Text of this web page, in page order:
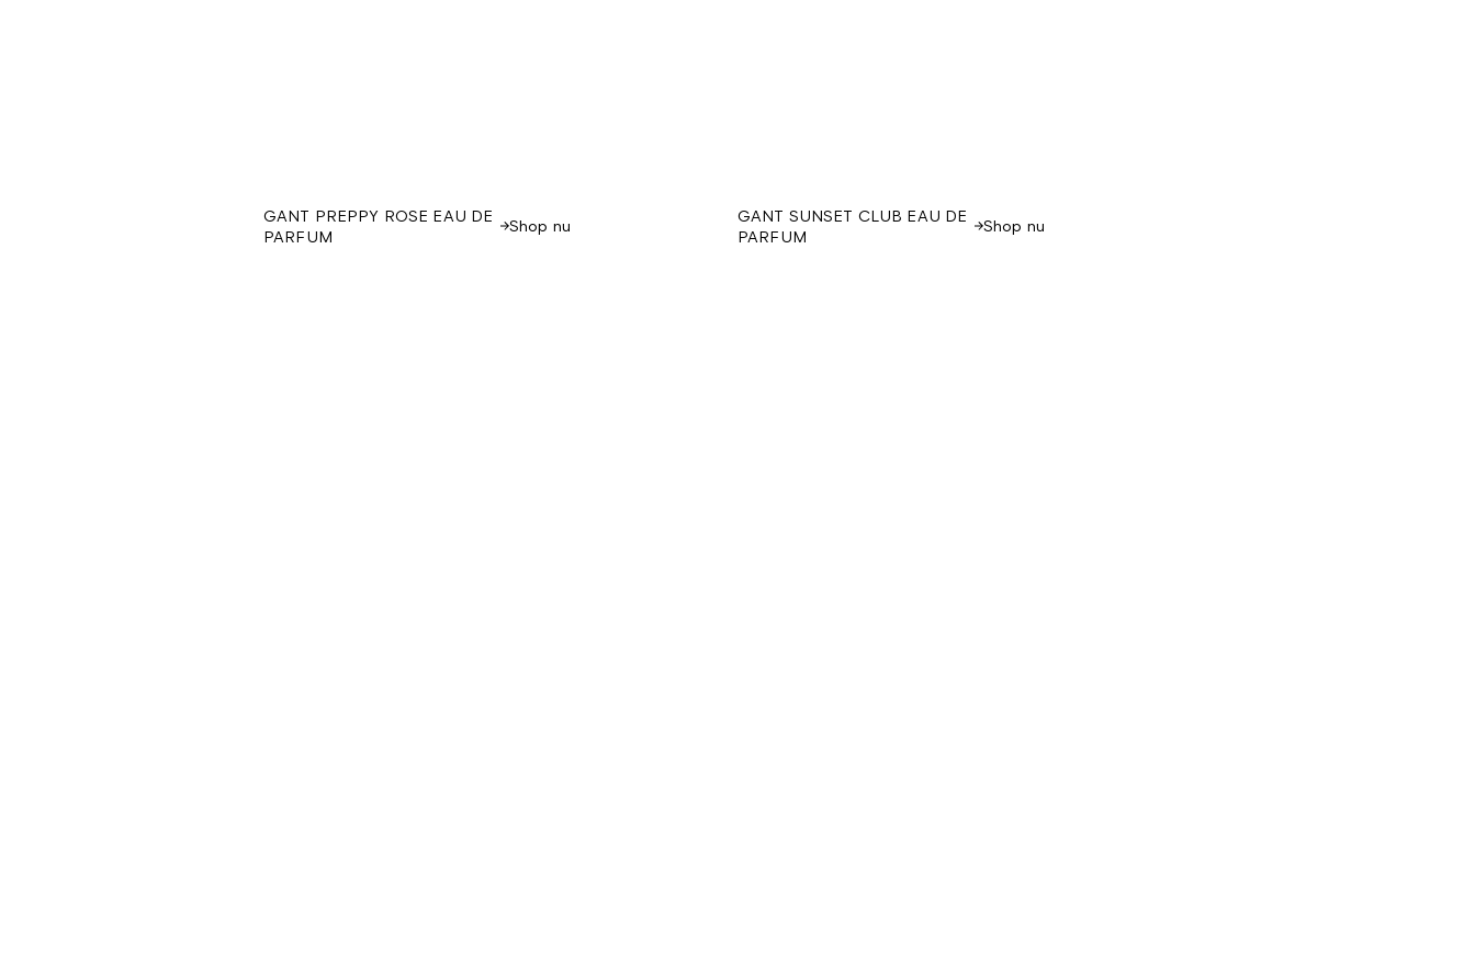
GANT PREPPY ROSE EAU DE
PARFUM
Shop nu
GANT SUNSET CLUB EAU DE
PARFUM
Shop nu